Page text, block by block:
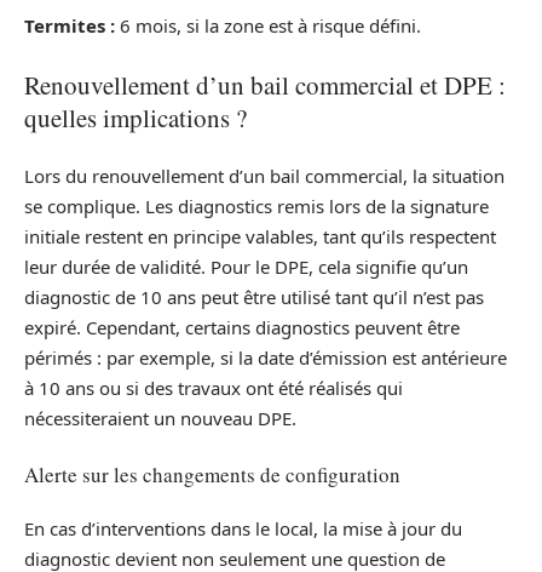
Termites : 6 mois, si la zone est à risque défini.
Renouvellement d’un bail commercial et DPE :
quelles implications ?
Lors du renouvellement d’un bail commercial, la situation
se complique. Les diagnostics remis lors de la signature
initiale restent en principe valables, tant qu’ils respectent
leur durée de validité. Pour le DPE, cela signifie qu’un
diagnostic de 10 ans peut être utilisé tant qu’il n’est pas
expiré. Cependant, certains diagnostics peuvent être
périmés : par exemple, si la date d’émission est antérieure
à 10 ans ou si des travaux ont été réalisés qui
nécessiteraient un nouveau DPE.
Alerte sur les changements de configuration
En cas d’interventions dans le local, la mise à jour du
diagnostic devient non seulement une question de